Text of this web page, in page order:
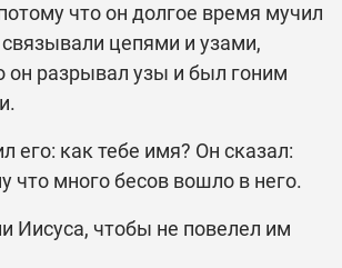
что он долгое время мучил
связывали цепями и узами,
он разрывал узы и был гоним
его: как тебе имя? Он сказал:
что много бесов вошло в него.
Иисуса, чтобы не повелел им